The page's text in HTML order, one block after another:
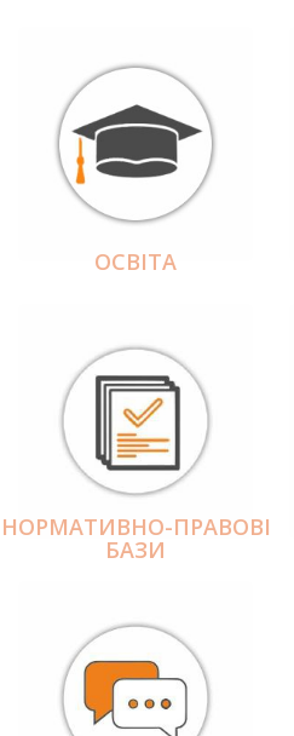
ОСВІТА
НОРМАТИВНО-ПРАВОВІ
БАЗИ